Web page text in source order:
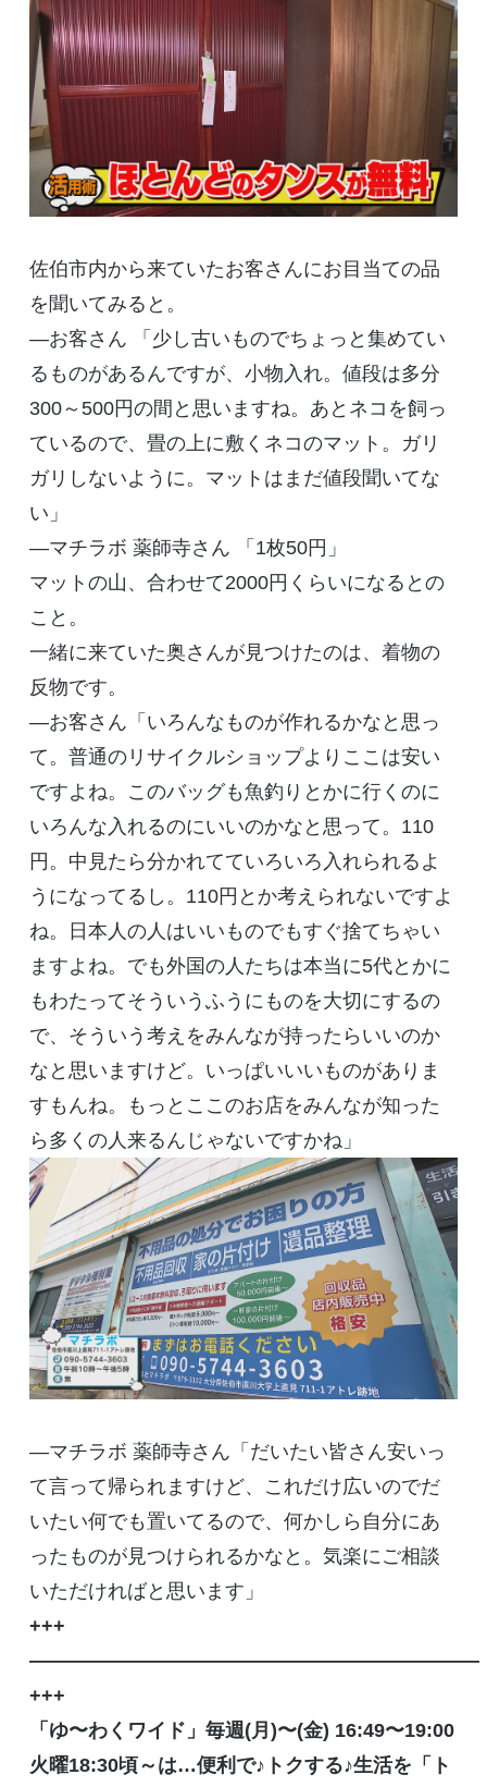
佐伯市内から来ていたお客さんにお目当ての品
を聞いてみると。
―お客さん 「少し古いものでちょっと集めてい
るものがあるんですが、小物入れ。値段は多分
300～500円の間と思いますね。あとネコを飼っ
ているので、畳の上に敷くネコのマット。ガリ
ガリしないように。マットはまだ値段聞いてな
い」
―マチラボ 薬師寺さん 「1枚50円」
マットの山、合わせて2000円くらいになるとの
こと。
一緒に来ていた奥さんが見つけたのは、着物の
反物です。
―お客さん「いろんなものが作れるかなと思っ
て。普通のリサイクルショップよりここは安い
ですよね。このバッグも魚釣りとかに行くのに
いろんな入れるのにいいのかなと思って。110
円。中見たら分かれてていろいろ入れられるよ
うになってるし。110円とか考えられないですよ
ね。日本人の人はいいものでもすぐ捨てちゃい
ますよね。でも外国の人たちは本当に5代とかに
もわたってそういうふうにものを大切にするの
で、そういう考えをみんなが持ったらいいのか
なと思いますけど。いっぱいいいものがありま
すもんね。もっとここのお店をみんなが知った
ら多くの人来るんじゃないですかね」
―マチラボ 薬師寺さん「だいたい皆さん安いっ
て言って帰られますけど、これだけ広いのでだ
いたい何でも置いてるので、何かしら自分にあ
ったものが見つけられるかなと。気楽にご相談
いただければと思います」
+++
———————————————————————
+++
「ゆ〜わくワイド」毎週(月 )〜(金) 16:49〜19:00
火曜18:30頃～は…便利で♪トクする♪生活を「ト